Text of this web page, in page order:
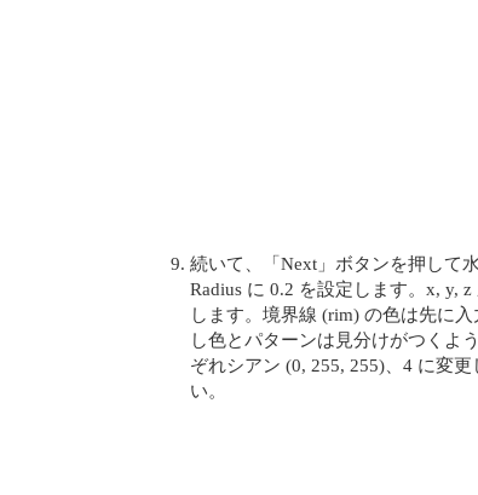
続いて、「Next」ボタンを押して
Radius に 0.2 を設定します。x, y,
します。境界線 (rim) の色は先に
し色とパターンは見分けがつくよ
ぞれシアン (0, 255, 255)、4 に変
い。